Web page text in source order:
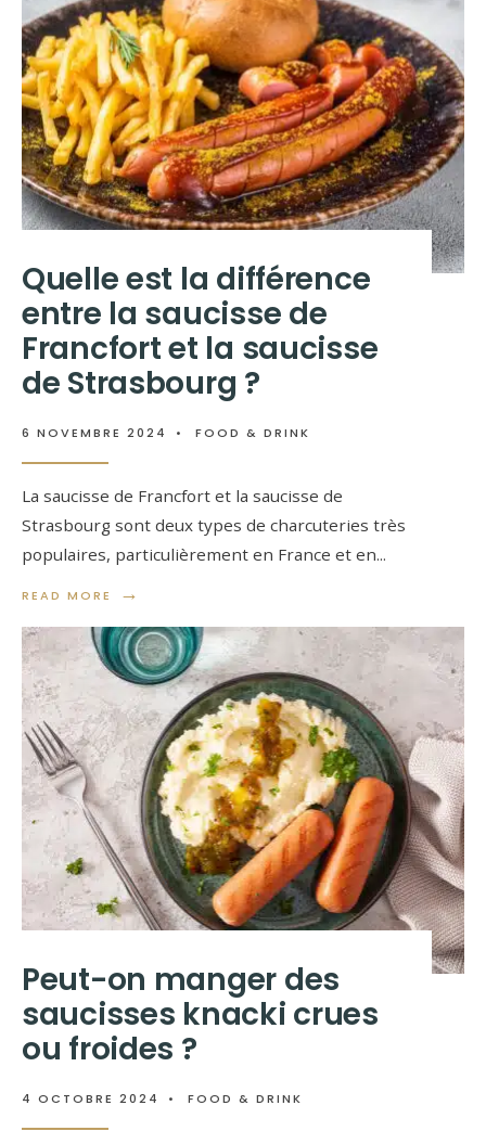
Quelle est la différence
entre la saucisse de
Francfort et la saucisse
de Strasbourg ?
6 NOVEMBRE 2024 • FOOD & DRINK
La saucisse de Francfort et la saucisse de
Strasbourg sont deux types de charcuteries très
populaires, particulièrement en France et en...
READ MORE →
Peut-on manger des
saucisses knacki crues
ou froides ?
4 OCTOBRE 2024 • FOOD & DRINK